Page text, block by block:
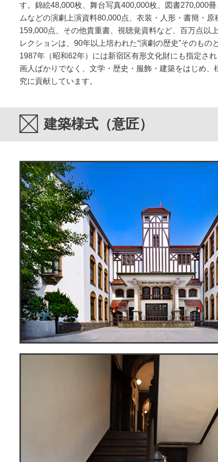
す。錦絵48,000枚、舞台写真400,000枚、図書270,000
ムなどの演劇上演資料80,000点、衣装・人形・書簡・原
159,000点、その他貴重書、視聴覚資料など、百万点以
レクションは、90年以上培われた“演劇の歴史”そのもの
1987年（昭和62年）には新宿区有形文化財にも指定さ
画人ばかりでなく、文学・歴史・服飾・建築をはじめ、
究に貢献しています。
建築様式（意匠）